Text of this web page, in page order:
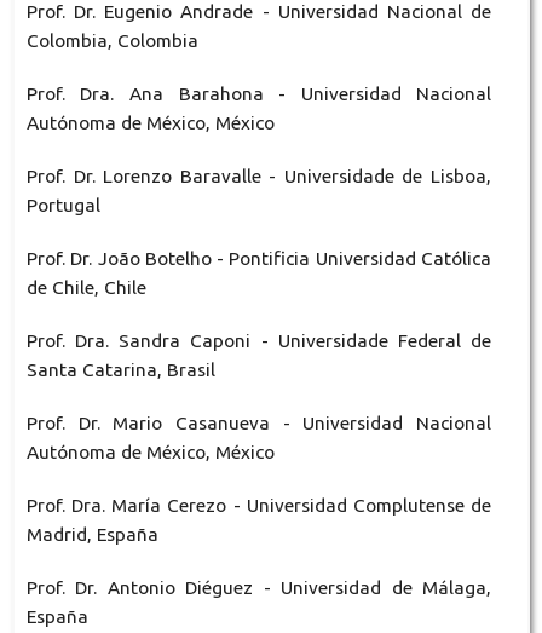
Prof. Dr. Eugenio Andrade - Universidad Nacional de
Colombia, Colombia
Prof. Dra. Ana Barahona - Universidad Nacional
Autónoma de México, México
Prof. Dr. Lorenzo Baravalle - Universidade de Lisboa,
Portugal
Prof. Dr. João Botelho - Pontificia Universidad Católica
de Chile, Chile
Prof. Dra. Sandra Caponi - Universidade Federal de
Santa Catarina, Brasil
Prof. Dr. Mario Casanueva - Universidad Nacional
Autónoma de México, México
Prof. Dra. María Cerezo - Universidad Complutense de
Madrid, España
Prof. Dr. Antonio Diéguez - Universidad de Málaga,
España